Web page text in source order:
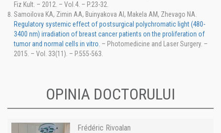
Fiz Kult. – 2012. – Vol.4. – P.23-32.
Samoilova KA, Zimin AA, Buinyakova AI, Makela AM, Zhevago NA.
Regulatory systemic effect of postsurgical polychromatic light (480-
3400 nm) irradiation of breast cancer patients on the proliferation of
tumor and normal cells in vitro. – Photomedicine and Laser Surgery. –
2015. – Vol. 33(11). – P.555-563.
OPINIA DOCTORULUI
Frédéric Rivoalan